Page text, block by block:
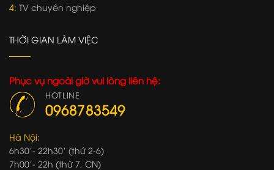
4: TV chuyên nghiệp
THỜI GIAN LÀM VIỆC
Phục vụ ngoài giờ vui lòng liên hệ:
HOTLINE
0968783549
Hà Nội:
6h30'- 22h30' (thứ 2-6)
7h00'- 22h (thứ 7, CN)